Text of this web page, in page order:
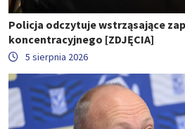
Policja odczytuje wstrząsające
koncentracyjnego [ZDJĘCIA]
5 sierpnia 2026